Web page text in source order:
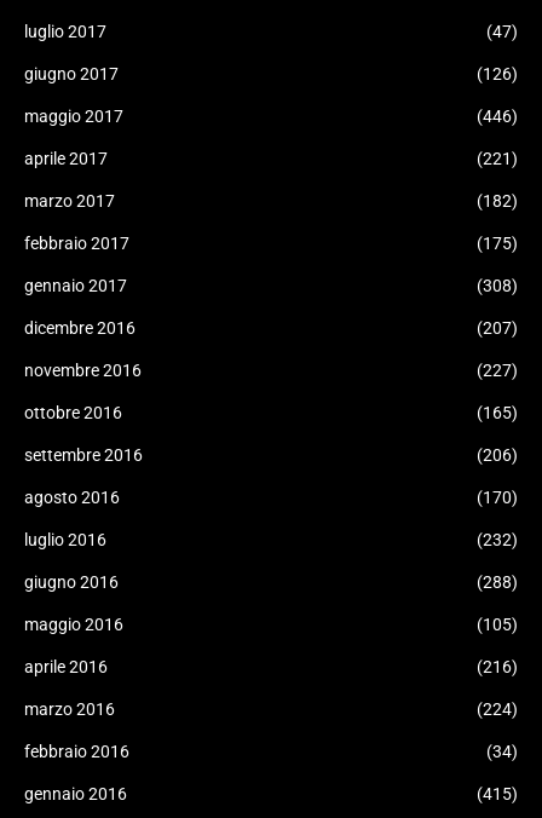
luglio 2017 (47)
giugno 2017 (126)
maggio 2017 (446)
aprile 2017 (221)
marzo 2017 (182)
febbraio 2017 (175)
gennaio 2017 (308)
dicembre 2016 (207)
novembre 2016 (227)
ottobre 2016 (165)
settembre 2016 (206)
agosto 2016 (170)
luglio 2016 (232)
giugno 2016 (288)
maggio 2016 (105)
aprile 2016 (216)
marzo 2016 (224)
febbraio 2016 (34)
gennaio 2016 (415)